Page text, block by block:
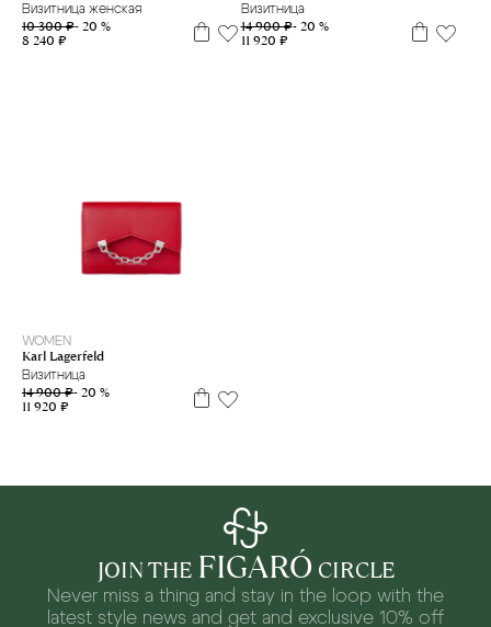
Визитница женская
10 300 ₽- 20 %
8 240 ₽
Визитница
14 900 ₽- 20 %
11 920 ₽
WOMEN
Karl Lagerfeld
Визитница
14 900 ₽- 20 %
11 920 ₽
JOIN THE FIGARÓ CIRCLE
Never miss a thing and stay in the loop with the
latest style news and get and exclusive 10% off